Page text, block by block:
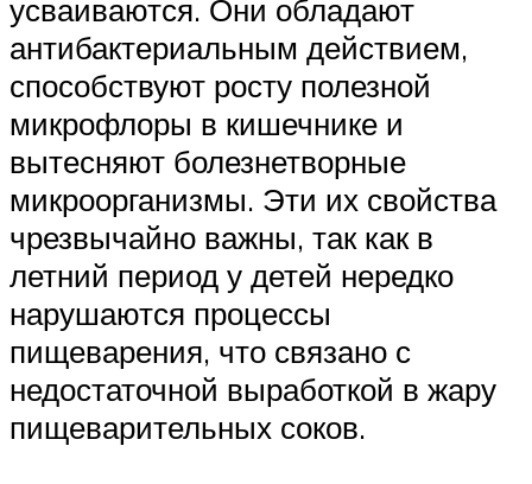
усваиваются. Они обладают
антибактериальным действием,
способствуют росту полезной
микрофлоры в кишечнике и
вытесняют болезнетворные
микроорганизмы. Эти их свойства
чрезвычайно важны, так как в
летний период у детей нередко
нарушаются процессы
пищеварения, что связано с
недостаточной выработкой в жару
пищеварительных соков.